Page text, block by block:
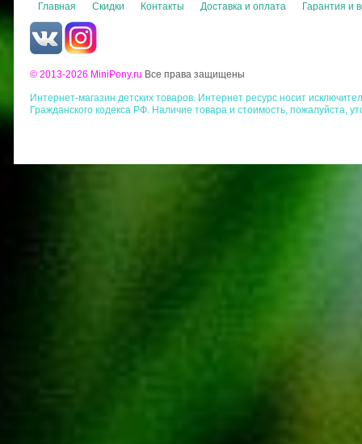
Главная Скидки Контакты Доставка и оплата Гарантия и
© 2013-2026 MiniPony.ru Все права защищены
Интернет-магазин детских товаров. Интернет ресурс носит
Гражданского кодекса РФ. Наличие товара и стоимость, пожалуйста,